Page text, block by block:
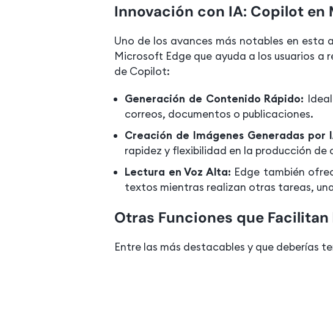
Innovación con IA: Copilot en
Uno de los avances más notables en
Microsoft Edge que ayuda a los usuarios
de Copilot:
Generación de Contenido Rápido:
correos, documentos o publicaciones.
Creación de Imágenes Generadas por
rapidez y flexibilidad en la producción de
Lectura en Voz Alta: Edge también
textos mientras realizan otras tareas,
Otras Funciones que Facilitan
Entre las más destacables y que deberías